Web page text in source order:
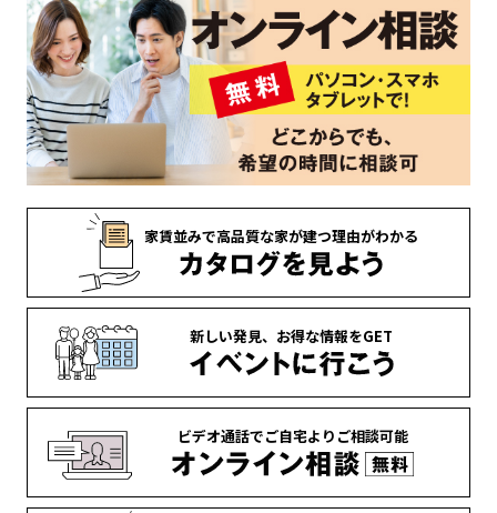
家賃並みで高品質な家が建つ理由がわかる
新しい発見、 お得な情報をGET
ビデオ通話でご自宅より ご相談可能